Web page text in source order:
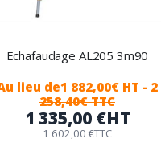
Echafaudage AL205 3m90
lieu de1 882,00€ HT- 2
258,40€ TTC
1 335,00 €HT
1 602,00 €TTC